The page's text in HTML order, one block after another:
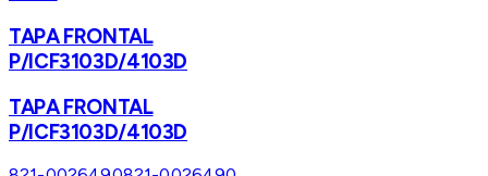
TAPA FRONTAL
P/ICF3103D/4103D
TAPA FRONTAL
P/ICF3103D/4103D